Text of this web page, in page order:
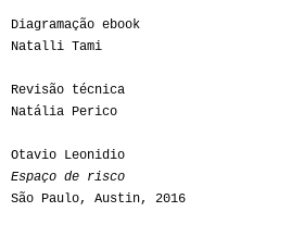
Diagramação ebook
Natalli Tami
Revisão técnica
Natália Perico
Otavio Leonidio
Espaço de risco
São Paulo, Austin, 2016